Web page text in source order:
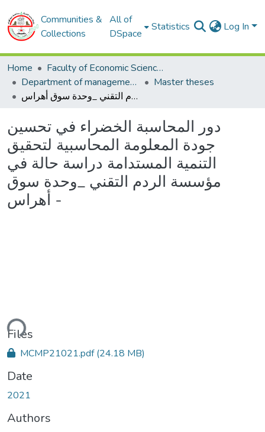
Communities &
Collections
All of
DSpace
Statistics Log In
Home
Faculty of Economic Sciences, Commerce and Management Sciences
Department of management sciences
Master theses
دور المحاسبة الخضراء في تحسين جودة المعلومة المحاسبية لتحقيق التنمية المستدامة دراسة حالة في مؤسسة الردم التقني _وحدة سوق أهراس -
دور المحاسبة الخضراء في تحسين
جودة المعلومة المحاسبية لتحقيق
التنمية المستدامة دراسة حالة في
مؤسسة الردم التقني _وحدة سوق
أهراس -
Files
MCMP21021.pdf(24.18 MB)
Date
2021
Authors